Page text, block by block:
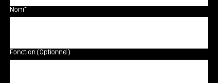
Nom*
Fonction (Optionnel)